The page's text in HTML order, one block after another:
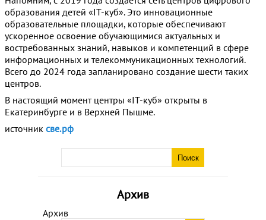
Архив
Архив
образования детей «IT-куб». Это инновационные
образовательные площадки, которые обеспечивают
ускоренное освоение обучающимися актуальных и
востребованных знаний, навыков и компетенций в сфере
информационных и телекоммуникационных технологий.
Всего до 2024 года запланировано создание шести таких
центров.
В настоящий момент центры «IT-куб» открыты в
Екатеринбурге и в Верхней Пышме.
источник све.рф